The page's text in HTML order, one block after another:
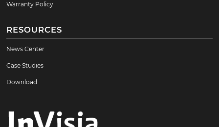
Warranty Policy
RESOURCES
News Center
Case Studies
Download